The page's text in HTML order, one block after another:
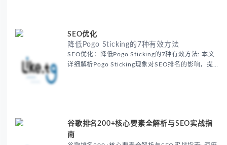
SEO优化
降低Pogo Sticking的7种有效方法
SEO优化：降低Pogo Sticking的7种有效方法: 本文
详细解析Pogo Sticking现象对SEO排名的影响，提
谷歌排名200+核心要素全解析与SEO实战指
南